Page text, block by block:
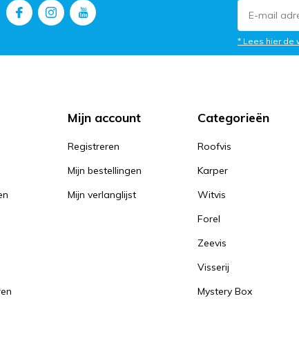
* Lees hier de
Mijn account
Registreren
Mijn bestellingen
Mijn verlanglijst
Categorieën
Roofvis
Karper
Witvis
Forel
Zeevis
Visserij
Mystery Box